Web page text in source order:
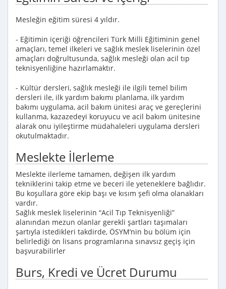
Mesleğin eğitim süresi 4 yıldır.
- Eğitimin içeriği öğrencileri Türk Milli Eğitiminin genel
amaçları, temel ilkeleri ve sağlık meslek liselerinin özel
amaçları doğrultusunda, sağlık mesleği olan acil tıp
teknisyenliğine hazırlamaktır.
- Kültür dersleri, sağlık mesleği ile ilgili temel bilim
dersleri ile, ilk yardım bakımı planlama, ilk yardım
bakımı uygulama, acil bakım ünitesi araç ve gereçlerini
kullanma, kazazedeyi koruyucu ve acil bakım ünitesine
alarak onu iyileştirme müdahaleleri uygulama dersleri
okutulmaktadır.
Meslekte İlerleme
Meslekte ilerleme tamamen, değişen ilk yardım
tekniklerini takip etme ve beceri ile yeteneklere bağlıdır.
Bu koşullara göre ekip başı ve kısım şefi olma olanakları
vardır.
Sağlık meslek liselerinin “Acil Tıp Teknisyenliği”
alanından mezun olanlar gerekli şartları taşımaları
şartıyla istedikleri takdirde, ÖSYM’nin bu bölüm için
belirlediği ön lisans programlarına sınavsız geçiş için
başvurabilirler
Burs, Kredi ve Ücret Durumu